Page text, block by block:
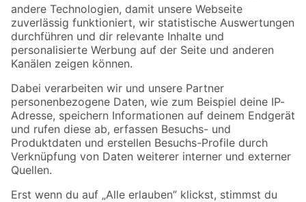
Zur Newsletter Anmeldung
Folge uns
Zahlungsarten Versandarten
Sicher einkaufen